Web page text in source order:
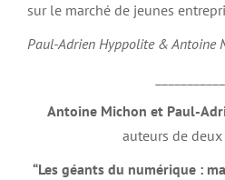
sur le marché de jeunes
Paul-Adrien Hyppolite & Antoine
Antoine Michon etPaul-
auteurs de
“Les géants du numérique :